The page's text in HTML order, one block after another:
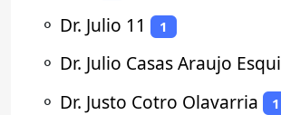
⚬ Dr. Julio 11 1
⚬ Dr. Julio Casas Araujo
⚬ Dr. Justo Cotro Olavarria 1